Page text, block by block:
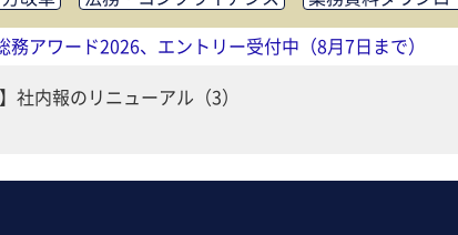
社外・社内コミュニケーション活性化
FM・オフ
・コスト削減 アウトソーシング・BPO
調査・レ
務アワード2026、エントリー受付中（8月7日まで）
社内報のリニューアル（3）